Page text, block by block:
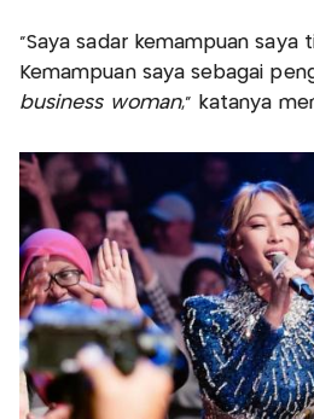
“Saya sadar kemampuan saya
Kemampuan saya sebagai
business woman,” katanya